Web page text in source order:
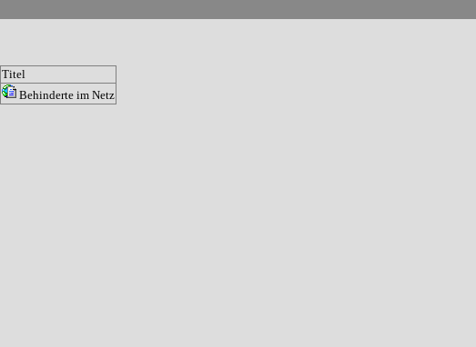
Titel
Behinderte im Netz